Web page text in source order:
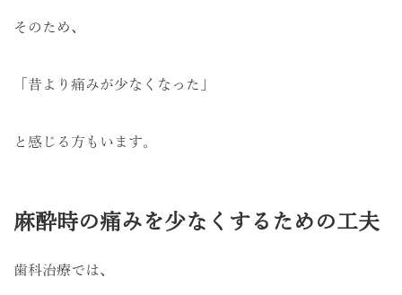
そのため、
「昔より痛みが少なくなった」
と感じる方もいます。
麻酔時の痛みを少なくするための工夫
歯科治療では、